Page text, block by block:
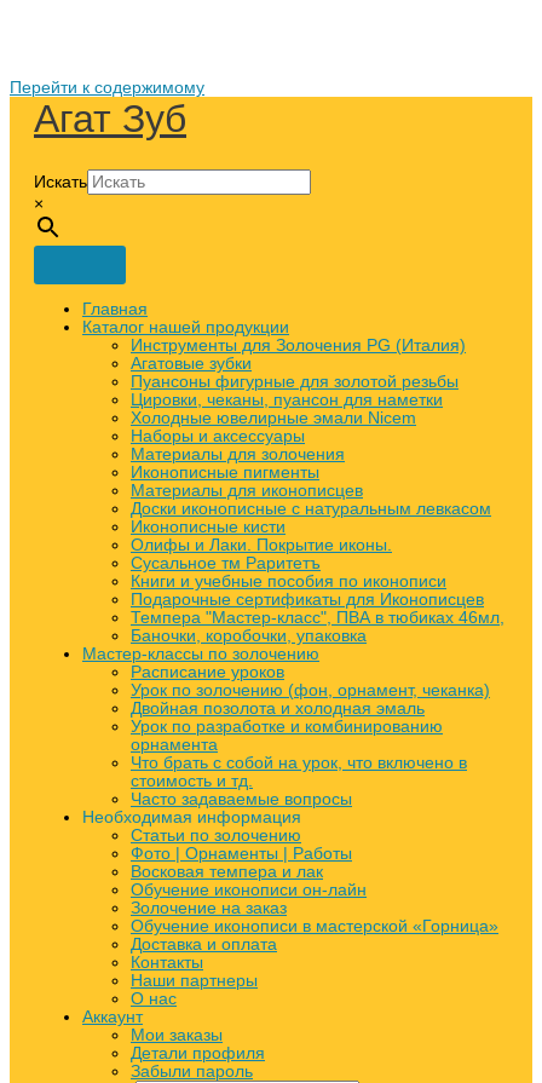
Перейти к содержимому
Агат Зуб
Искать
×
Главная
Каталог нашей продукции
Инструменты для Золочения PG (Италия)
Агатовые зубки
Пуансоны фигурные для золотой резьбы
Цировки, чеканы, пуансон для наметки
Холодные ювелирные эмали Nicem
Наборы и аксессуары
Материалы для золочения
Иконописные пигменты
Материалы для иконописцев
Доски иконописные с натуральным левкасом
Иконописные кисти
Олифы и Лаки. Покрытие иконы.
Сусальное тм Раритетъ
Книги и учебные пособия по иконописи
Подарочные сертификаты для Иконописцев
Темпера "Мастер-класс", ПВА в тюбиках 46мл,
Баночки, коробочки, упаковка
Мастер-классы по золочению
Расписание уроков
Урок по золочению (фон, орнамент, чеканка)
Двойная позолота и холодная эмаль
Урок по разработке и комбинированию
орнамента
Что брать с собой на урок, что включено в
стоимость и тд.
Часто задаваемые вопросы
Необходимая информация
Статьи по золочению
Фото | Орнаменты | Работы
Восковая темпера и лак
Обучение иконописи он-лайн
Золочение на заказ
Обучение иконописи в мастерской «Горница»
Доставка и оплата
Контакты
Наши партнеры
О нас
Аккаунт
Мои заказы
Детали профиля
Забыли пароль